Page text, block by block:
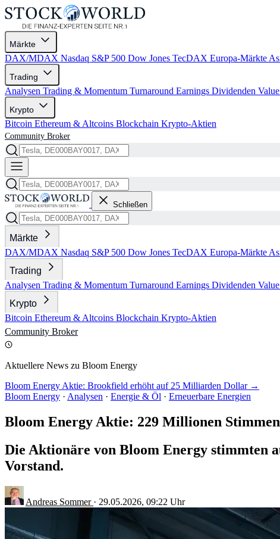
Märkte
DAX/MDAX Nasdaq S&P 500 Dow Jones TecDAX Europa-Märkte
Trading
Analysen Trading & Momentum Turnaround Earnings Dividenden
Krypto
Bitcoin Ethereum & Altcoins Blockchain Krypto-Aktien
Community Broker
Schließen
Märkte
DAX/MDAX Nasdaq S&P 500 Dow Jones TecDAX Europa-Märkte
Trading
Analysen Trading & Momentum Turnaround Earnings Dividenden
Krypto
Bitcoin Ethereum & Altcoins Blockchain Krypto-Aktien
Community Broker
Aktuellere News zu Bloom Energy
Bloom Energy Aktie: Brookfield erhöht auf 25 Milliarden Dollar →
Bloom Energy · Analysen · Energie & Öl · Erneuerbare Energien
Bloom Energy Aktie: 229 Millionen
Die Aktionäre von Bloom Energy stimmten
Vorstand.
Andreas Sommer · 29.05.2026, 09:22 Uhr